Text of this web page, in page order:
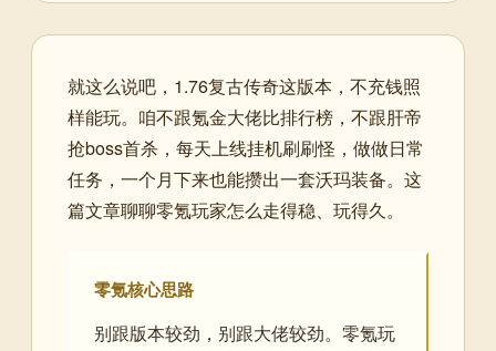
就这么说吧，1.76复古传奇这版本，不充钱照
样能玩。咱不跟氪金大佬比排行榜，不跟肝帝
抢boss首杀，每天上线挂机刷刷怪，做做日常
任务，一个月下来也能攒出一套沃玛装备。这
篇文章聊聊零氪玩家怎么走得稳、玩得久。
零氪核心思路
别跟版本较劲，别跟大佬较劲。零氪玩